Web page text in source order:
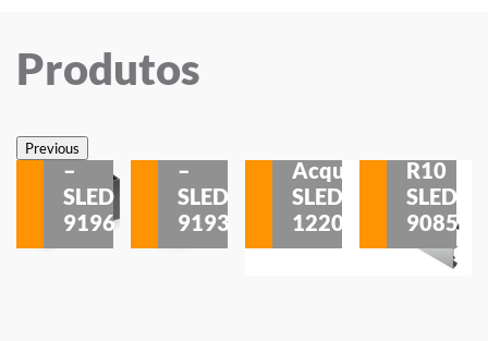
Produtos
PreviousSobrepor
–
SLED
9196
–
SLED
9193
Acqua
SLED
1220
R10
SLED
9085